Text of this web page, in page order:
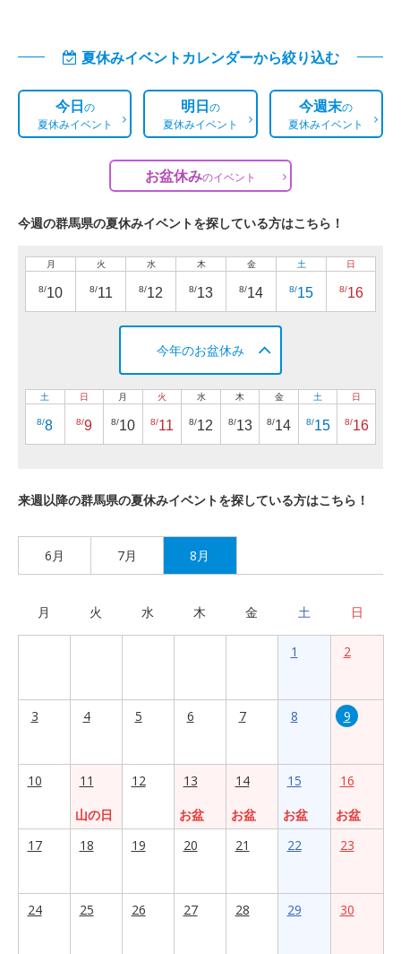
夏休みイベントカレンダーから絞り込む
今日の
夏休みイベント
明日の
夏休みイベント
今週末の
夏休みイベント
お盆休みのイベント
今週の群馬県の夏休みイベントを探している方はこちら！
月
8/10
火
8/11
水
8/12
木
8/13
金
8/14
土
8/15
日
8/16
今年のお盆休み
土
8/8
日
8/9
月
8/10
火
8/11
水
8/12
木
8/13
金
8/14
土
8/15
日
8/16
来週以降の群馬県の夏休みイベントを探している方はこちら！
6月 7月 8月
月 火 水 木 金 土 日
1 2
3 4 5 6 7 8 9
10
11
山の日
12
13
お盆
14
お盆
15
お盆
16
お盆
17
18 19 20 21 22 23
24 25 26 27 28 29 30